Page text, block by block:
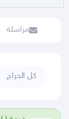
مراسلة
كل الحراج